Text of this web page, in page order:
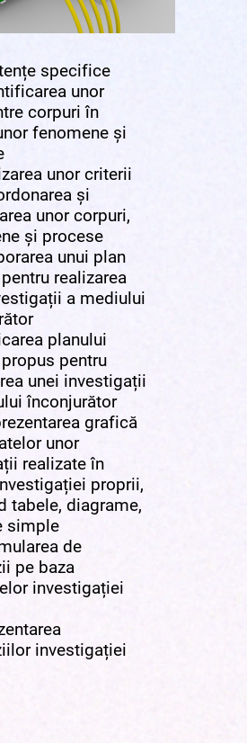
specifice
unor
corpuri în
fenomene și
unor criterii
și
unor corpuri,
și procese
unui plan
realizarea
a mediului
planului
pentru
unei investigații
înconjurător
grafică
unor
realizate în
proprii,
tabele, diagrame,
simple
de
pe baza
investigației
investigației